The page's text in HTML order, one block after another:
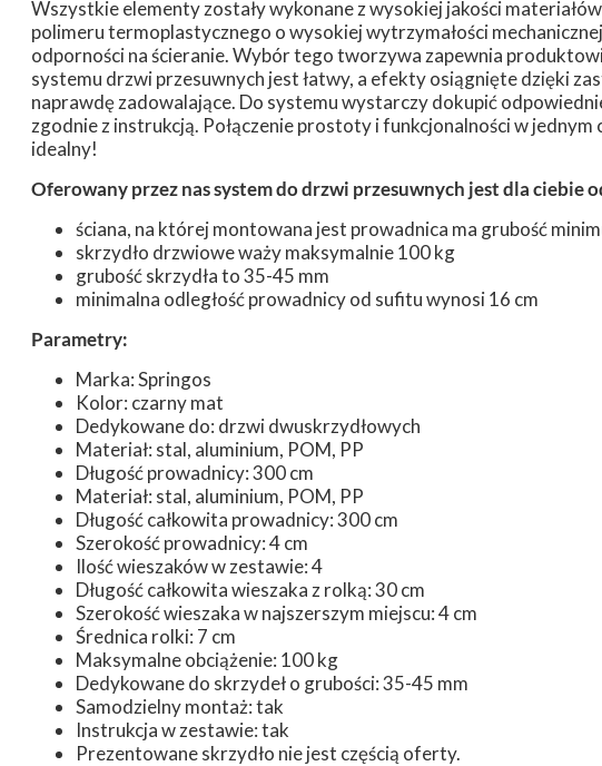
Wszystkie elementy zostały wykonane z wysokiej jakości
polimeru termoplastycznego o wysokiej wytrzymałości
odporności na ścieranie. Wybór tego tworzywa zapewnia
systemu drzwi przesuwnych jest łatwy, a efekty osiągnięte dzięki
naprawdę zadowalające. Do systemu wystarczy dokupić
zgodnie z instrukcją. Połączenie prostoty i funkcjonalności w
idealny!
Oferowany przez nas system do drzwi przesuwnych jest dla ciebie
ściana, na której montowana jest prowadnica ma grubość
skrzydło drzwiowe waży maksymalnie 100 kg
grubość skrzydła to 35-45 mm
minimalna odległość prowadnicy od sufitu wynosi 16 cm
Parametry:
Marka: Springos
Kolor: czarny mat
Dedykowane do: drzwi dwuskrzydłowych
Materiał: stal, aluminium, POM, PP
Długość prowadnicy: 300 cm
Materiał: stal, aluminium, POM, PP
Długość całkowita prowadnicy: 300 cm
Szerokość prowadnicy: 4 cm
Ilość wieszaków w zestawie: 4
Długość całkowita wieszaka z rolką: 30 cm
Szerokość wieszaka w najszerszym miejscu: 4 cm
Średnica rolki: 7 cm
Maksymalne obciążenie: 100 kg
Dedykowane do skrzydeł o grubości: 35-45 mm
Samodzielny montaż: tak
Instrukcja w zestawie: tak
Prezentowane skrzydło nie jest częścią oferty.